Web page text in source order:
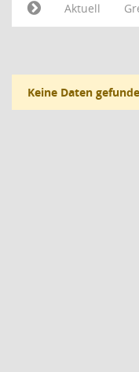
Aktuell
Keine Daten